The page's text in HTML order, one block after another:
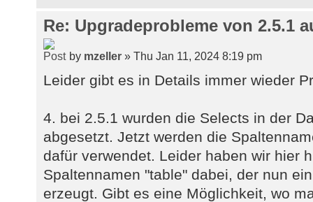
Re: Upgradeprobleme von 2.5.1
by mzeller » Thu Jan 11, 2024 8:19 pm
Leider gibt es in Details immer wieder
4. bei 2.5.1 wurden die Selects in der
abgesetzt. Jetzt werden die
dafür verwendet. Leider haben wir hier
Spaltennamen "table" dabei, der nun
erzeugt. Gibt es eine Möglichkeit, wo